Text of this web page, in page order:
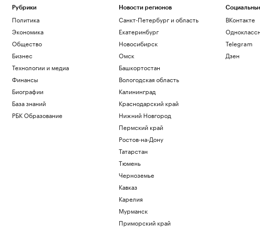
Рубрики
Политика
Экономика
Общество
Бизнес
Технологии и медиа
Финансы
Биографии
База знаний
РБК Образование
Новости регионов
Санкт-Петербург и область
Екатеринбург
Новосибирск
Омск
Башкортостан
Вологодская область
Калининград
Краснодарский край
Нижний Новгород
Пермский край
Ростов-на-Дону
Татарстан
Тюмень
Черноземье
Кавказ
Карелия
Мурманск
Приморский край
ВКонтакте
Telegram
Дзен